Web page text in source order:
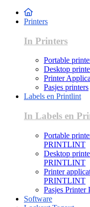
Printers
In Printers
Portable
Desktop
Printer
Pasjes printers
Labels en Printlint
In Labels en
Portable
PRINTLINT
Desktop
PRINTLINT
Printer
PRINTLINT
Pasjes
Software